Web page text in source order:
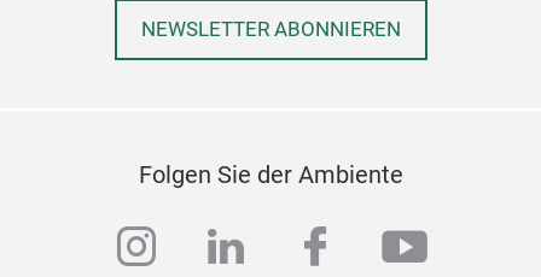
NEWSLETTER ABONNIEREN
Folgen Sie der Ambiente
instagram
linkedinfacebook